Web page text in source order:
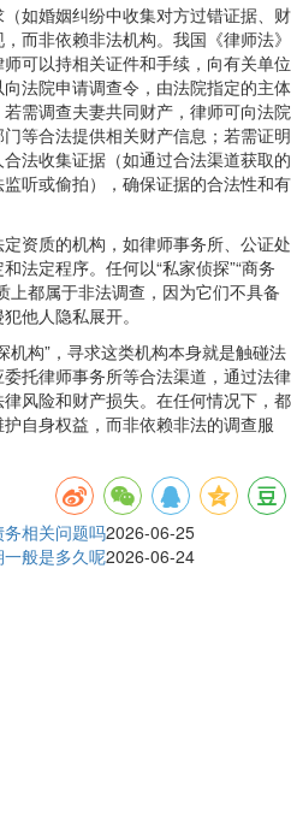
如婚姻纠纷中收集对方过错证据、财
而非依赖非法机构。我国《律师法》
可以持相关证件和手续，向有关单位
法院申请调查令，由法院指定的主体
需调查夫妻共同财产，律师可向法院
等合法提供相关财产信息；若需证明
法收集证据（如通过合法渠道获取的
听或偷拍），确保证据的合法性和有
资质的机构，如律师事务所、公证处
法定程序。任何以“私家侦探”“商务
上都属于非法调查，因为它们不具备
他人隐私展开。
机构”，寻求这类机构本身就是触碰法
托律师事务所等合法渠道，通过法律
风险和财产损失。在任何情况下，都
自身权益，而非依赖非法的调查服
相关问题吗2026-06-25
般是多久呢2026-06-24